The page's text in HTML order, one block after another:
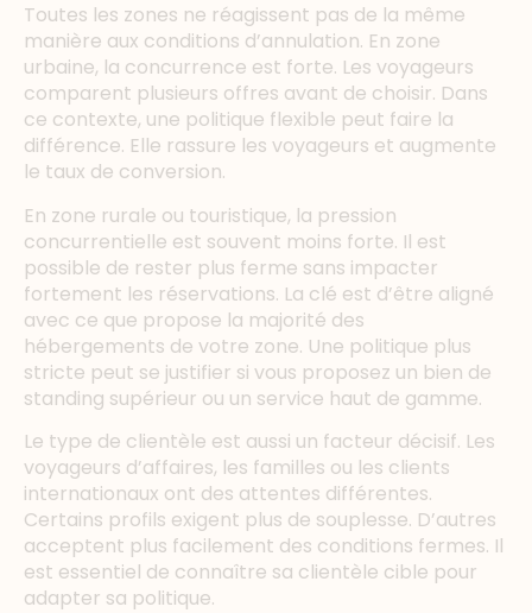
Toutes les zones ne réagissent pas de la même
manière aux conditions d’annulation. En zone
urbaine, la concurrence est forte. Les voyageurs
comparent plusieurs offres avant de choisir. Dans
ce contexte, une politique flexible peut faire la
différence. Elle rassure les voyageurs et augmente
le taux de conversion.
En zone rurale ou touristique, la pression
concurrentielle est souvent moins forte. Il est
possible de rester plus ferme sans impacter
fortement les réservations. La clé est d’être aligné
avec ce que propose la majorité des
hébergements de votre zone. Une politique plus
stricte peut se justifier si vous proposez un bien de
standing supérieur ou un service haut de gamme.
Le type de clientèle est aussi un facteur décisif. Les
voyageurs d’affaires, les familles ou les clients
internationaux ont des attentes différentes.
Certains profils exigent plus de souplesse. D’autres
acceptent plus facilement des conditions fermes. Il
est essentiel de connaître sa clientèle cible pour
adapter sa politique.